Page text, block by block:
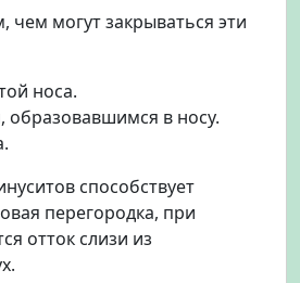
чем могут закрываться эти
носа.
образовавшимся в носу.
способствует
перегородка, при
отток слизи из